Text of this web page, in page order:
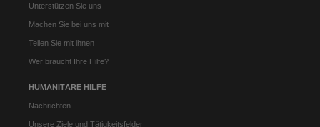
Unterstützen Sie uns
Machen Sie bei uns mit
Teilen Sie mit ihnen
Wer braucht Ihre Hilfe?
HUMANITÄRE HILFE
Nachrichten
Unsere Ziele und Tätigkeitsfelder